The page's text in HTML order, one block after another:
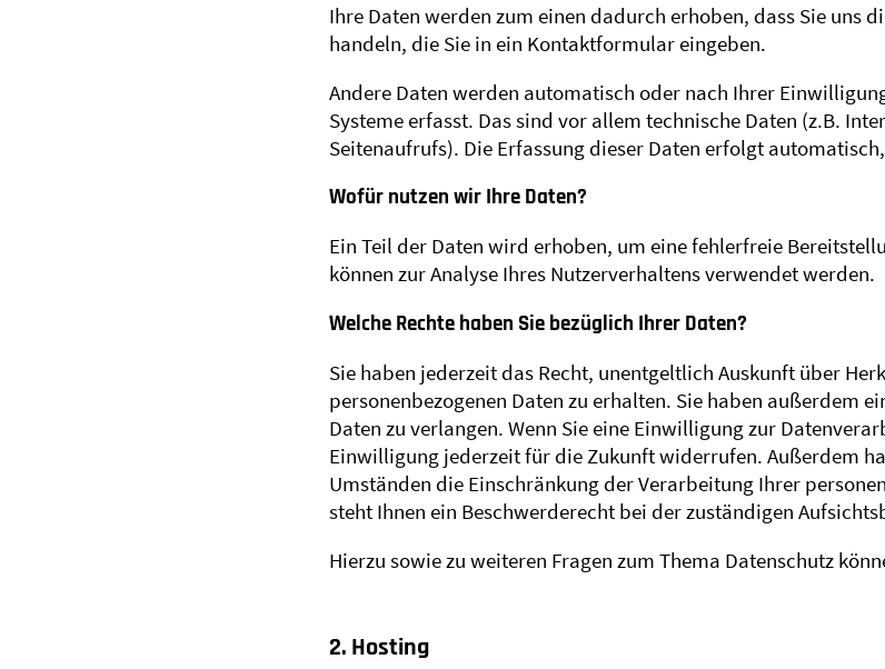
Ihre Daten werden zum einen dadurch erhoben, dass Sie uns
handeln, die Sie in ein Kontaktformular eingeben.
Andere Daten werden automatisch oder nach Ihrer
Systeme erfasst. Das sind vor allem technische Daten (z.B.
Seitenaufrufs). Die Erfassung dieser Daten erfolgt
Wofür nutzen wir Ihre Daten?
Ein Teil der Daten wird erhoben, um eine fehlerfreie
können zur Analyse Ihres Nutzerverhaltens verwendet werden.
Welche Rechte haben Sie bezüglich Ihrer Daten?
Sie haben jederzeit das Recht, unentgeltlich Auskunft über
personenbezogenen Daten zu erhalten. Sie haben außerdem
Daten zu verlangen. Wenn Sie eine Einwilligung zur
Einwilligung jederzeit für die Zukunft widerrufen. Außerdem
Umständen die Einschränkung der Verarbeitung Ihrer
steht Ihnen ein Beschwerderecht bei der zuständigen
Hierzu sowie zu weiteren Fragen zum Thema Datenschutz
2. Hosting